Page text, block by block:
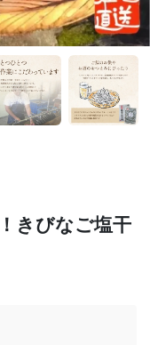
きびなご塩干